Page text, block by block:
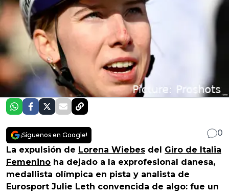
¡Síguenos en Google!
0
La expulsión de Lorena Wiebes del Giro de Italia
Femenino ha dejado a la exprofesional danesa,
medallista olímpica en pista y analista de
Eurosport Julie Leth convencida de algo: fue un